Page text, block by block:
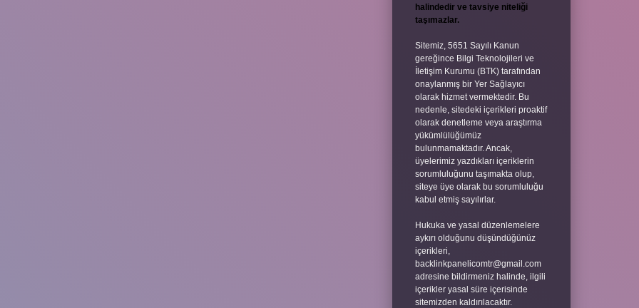
halindedir ve tavsiye niteliği
taşımazlar.
Sitemiz, 5651 Sayılı Kanun
gereğince Bilgi Teknolojileri ve
İletişim Kurumu (BTK) tarafından
onaylanmış bir Yer Sağlayıcı
olarak hizmet vermektedir. Bu
nedenle, sitedeki içerikleri proaktif
olarak denetleme veya araştırma
yükümlülüğümüz
bulunmamaktadır. Ancak,
üyelerimiz yazdıkları içeriklerin
sorumluluğunu taşımakta olup,
siteye üye olarak bu sorumluluğu
kabul etmiş sayılırlar.
Hukuka ve yasal düzenlemelere
aykırı olduğunu düşündüğünüz
içerikleri,
backlinkpanelicomtr@gmail.com
adresine bildirmeniz halinde, ilgili
içerikler yasal süre içerisinde
sitemizden kaldırılacaktır.